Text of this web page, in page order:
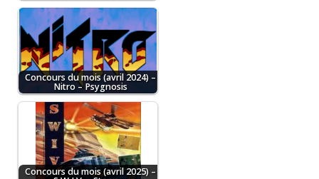
Concours du mois (avril 2024) –
Nitro – Psygnosis
Concours du mois (avril 2025) –